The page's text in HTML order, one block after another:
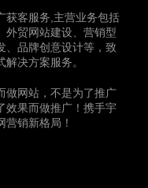
获客服务,主营业务包括
外贸网站建设、营销型
、品牌创意设计等，致
决方案服务。
做网站，不是为了推广
效果而做推广！携手宇
销新格局！